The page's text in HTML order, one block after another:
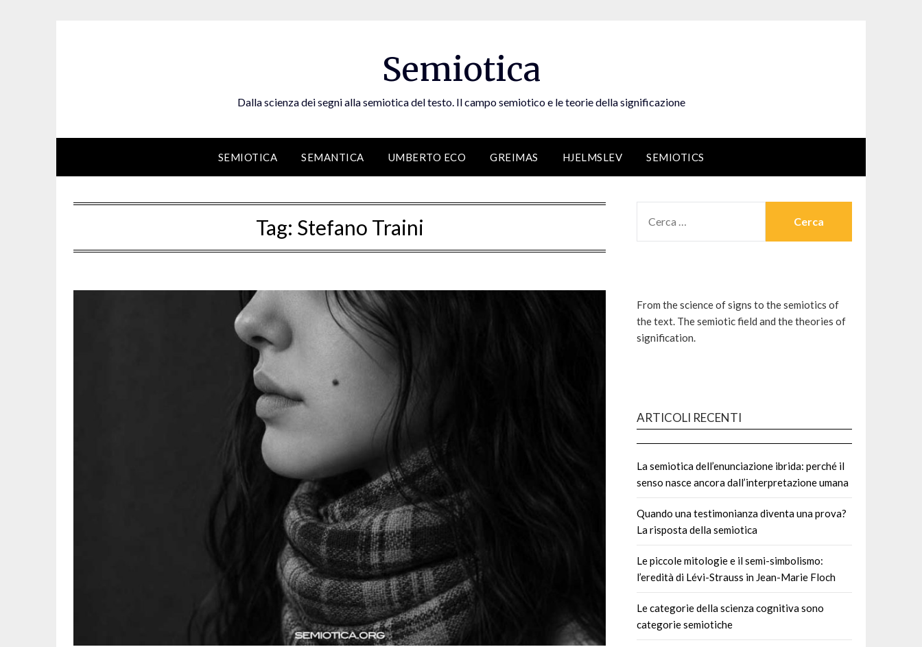
Semiotica
Dalla scienza dei segni alla semiotica del testo. Il campo semiotico e le teorie della significazione
SEMIOTICA SEMANTICA UMBERTO ECO GREIMAS HJELMSLEV SEMIOTICS
Tag: Stefano Traini
PER:
From the science of signs to the semiotics of
the text. The semiotic field and the theories of
signification.
ARTICOLI RECENTI
La semiotica dell’enunciazione ibrida: perché il
senso nasce ancora dall’interpretazione umana
Quando una testimonianza diventa una prova?
La risposta della semiotica
Le piccole mitologie e il semi-simbolismo:
l’eredità di Lévi-Strauss in Jean-Marie Floch
Le categorie della scienza cognitiva sono
categorie semiotiche